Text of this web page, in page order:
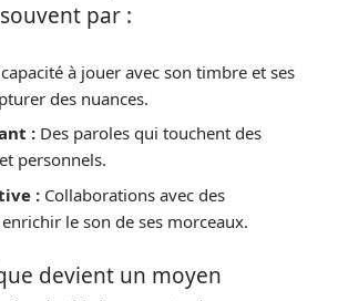
par :
capacité à jouer avec son timbre et ses
des nuances.
: Des paroles qui touchent des
personnels.
: Collaborations avec des
le son de ses morceaux.
devient un moyen